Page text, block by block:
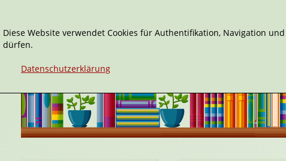
Diese Website verwendet Cookies für Authentifikation, Navigation
dürfen.
Datenschutzerklärung